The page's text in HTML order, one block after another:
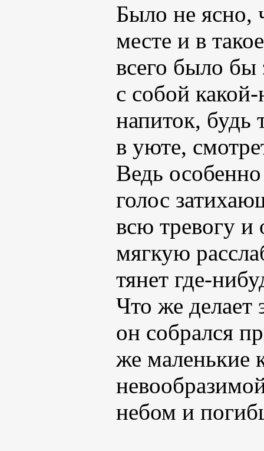
Было не ясно,
месте и в
всего было бы
с собой
напиток, будь
в уюте,
Ведь
голос
всю тревогу
мягкую
тянет где-
Что же делает
он собрался
же маленькие
небом и